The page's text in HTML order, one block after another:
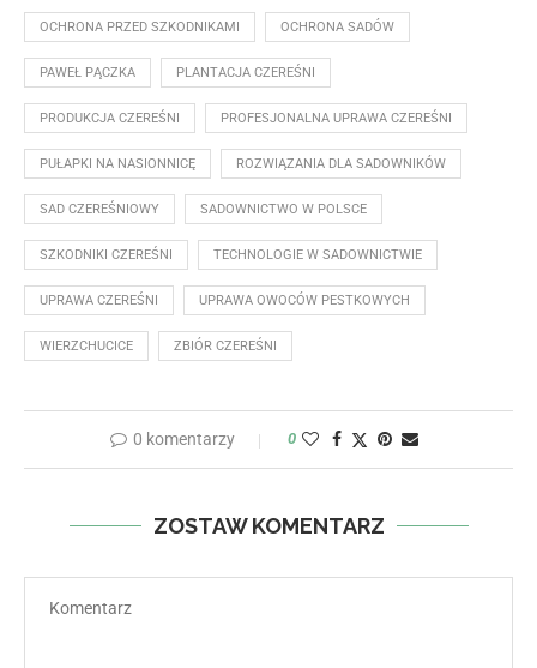
OCHRONA PRZED SZKODNIKAMI OCHRONA SADÓW
PAWEŁ PĄCZKA PLANTACJA CZEREŚNI
PRODUKCJA CZEREŚNI PROFESJONALNA UPRAWA CZEREŚNI
PUŁAPKI NA NASIONNICĘ ROZWIĄZANIA DLA SADOWNIKÓW
SAD CZEREŚNIOWY SADOWNICTWO W POLSCE
SZKODNIKI CZEREŚNI TECHNOLOGIE W SADOWNICTWIE
UPRAWA CZEREŚNI UPRAWA OWOCÓW PESTKOWYCH
WIERZCHUCICE ZBIÓR CZEREŚNI
0 komentarzy 0
ZOSTAW KOMENTARZ